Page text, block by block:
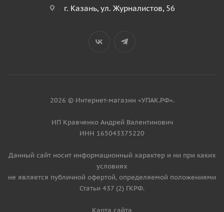
г. Казань, ул. Журналистов, 56
2026 © Интернет-магазин «УПАК.РФ».
ИП Кравченко Андрей Валентинович
ИНН 165043375220
Данный сайт носит информационный характер и ни при каких
условиях
не является публичной офертой, определяемой положениями
Статьи 437 (2) ГКРФ.
Карта сайта